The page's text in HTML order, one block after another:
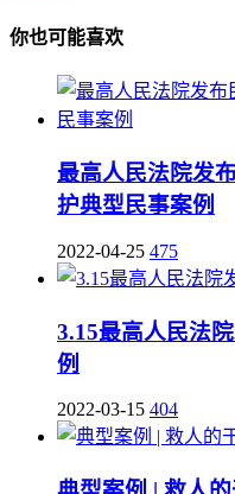
你也可能喜欢
最高人民法院发
护典型民事案例
2022-04-25 475
3.15最高人民法
例
2022-03-15 404